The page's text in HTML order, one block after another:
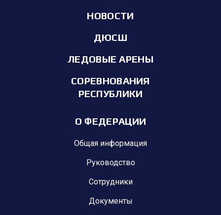
НОВОСТИ
ДЮСШ
ЛЕДОВЫЕ АРЕНЫ
СОРЕВНОВАНИЯ
РЕСПУБЛИКИ
О ФЕДЕРАЦИИ
Общая информация
Руководство
Сотрудники
Документы